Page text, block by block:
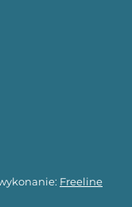
Freeline